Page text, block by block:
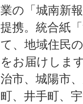
業の「城南新
提携。統合紙
て、地域住民
をお届けしま
治市、城陽市
町、井手町、